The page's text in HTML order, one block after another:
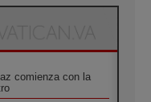
comienza con la